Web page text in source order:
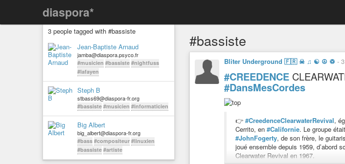
diaspora*
3 people tagged with #bassiste
Jean-Baptiste Arnaud
jamba@diaspora.psyco.fr
#musicien #bassiste #nightfuss
#lafayen
Steph B
stbass69@diaspora-fr.org
#bassiste #musicien #informaticien
Big Albert
big_albert@diaspora-fr.org
#bass #compositeur #linuxien
#bassiste #artiste
#bassiste
Bliter Underground 🇫🇷 ☠ ♫ ☯ ☮ ♽ -
#CREEDENCE
#DansMesCordes
👉 #CreedenceClearwaterRevival,
Cerrito, en #Californie. Le groupe
#JohnFogerty, de son frère, le
joué ensemble depuis 1959, d’abord
Clearwater Revival en 1967.